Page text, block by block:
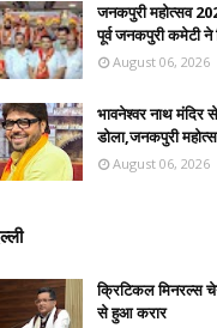
जनकपुरी महोत्सव
पूर्व जनकपुरी कमेटी
August 06, 2026
भावनेश्वर नाथ मंदिर
डोला,जनकपुरी
August 06, 2026
क्रिटिकल मिनरल्स
से हुआ करार